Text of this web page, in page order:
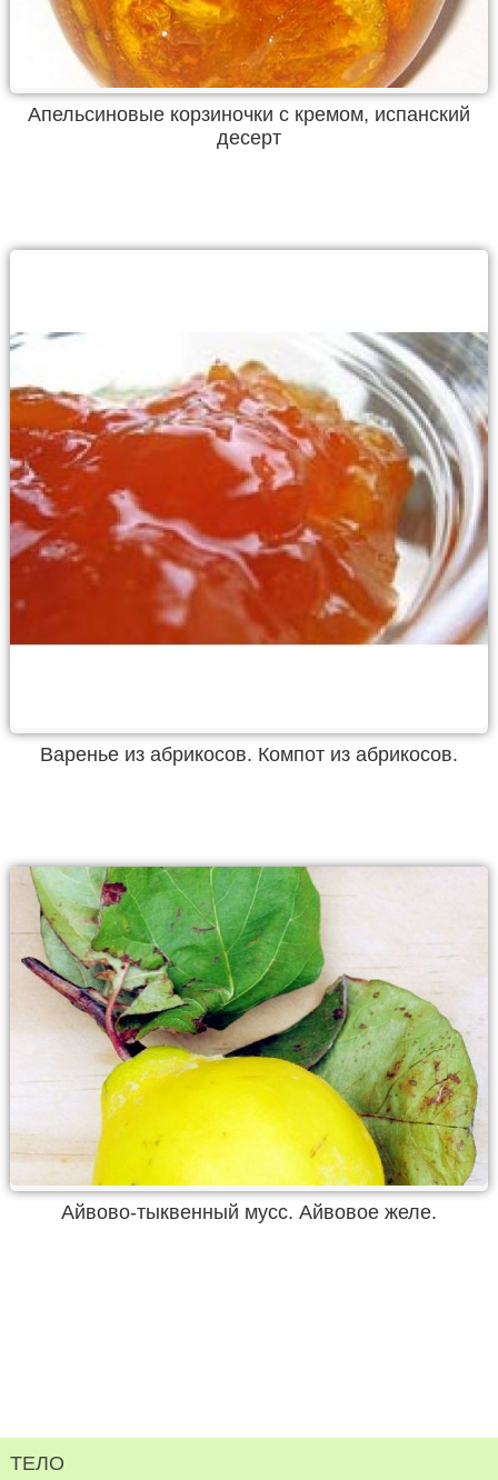
Апельсиновые корзиночки с кремом, испанский
десерт
Варенье из абрикосов. Компот из абрикосов.
Айвово-тыквенный мусс. Айвовое желе.
ТЕЛО